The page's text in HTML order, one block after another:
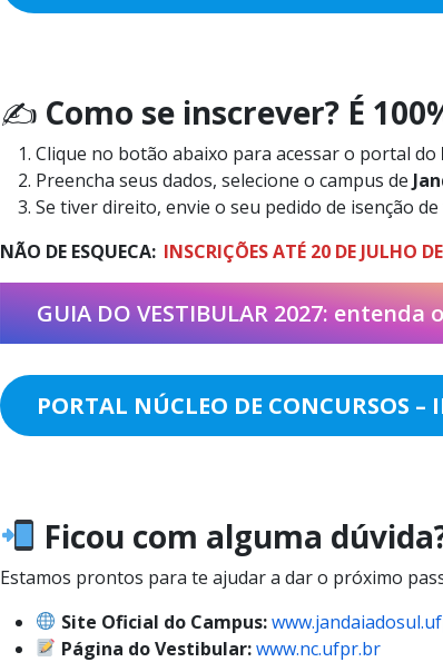
✍️ Como se inscrever? É
Clique no botão abaixo para acessar o portal do
Preencha seus dados, selecione o campus de
Se tiver direito, envie o seu pedido de isenção
NÃO DE ESQUECA: INSCRIÇÕES ATÉ 20 DE JULHO
GUIA DO VESTIBULAR 2027: entenda
PORTAL NÚCLEO DE CONCURSOS –
Ficou com alguma
Estamos prontos para te ajudar a dar o próximo
Site Oficial do Campus:
Página do Vestibular: www.nc.ufpr.br